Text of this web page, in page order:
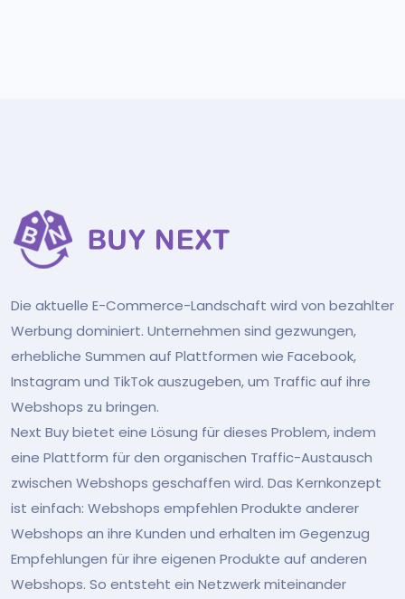
Die aktuelle E-Commerce-Landschaft wird von bezahlter
Werbung dominiert. Unternehmen sind gezwungen,
erhebliche Summen auf Plattformen wie Facebook,
Instagram und TikTok auszugeben, um Traffic auf ihre
Webshops zu bringen.
Next Buy bietet eine Lösung für dieses Problem, indem
eine Plattform für den organischen Traffic-Austausch
zwischen Webshops geschaffen wird. Das Kernkonzept
ist einfach: Webshops empfehlen Produkte anderer
Webshops an ihre Kunden und erhalten im Gegenzug
Empfehlungen für ihre eigenen Produkte auf anderen
Webshops. So entsteht ein Netzwerk miteinander